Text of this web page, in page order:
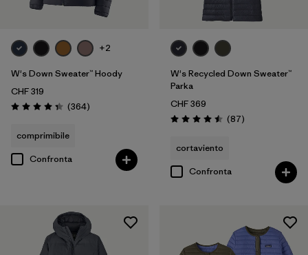
+2
W's Down Sweater™ Hoody
CHF 319
Valutazione: 4.4 / 5
(364Recensioni
)
comprimibile
Confronta
W's Recycled Down Sweater™
Parka
CHF 369
Valutazione: 4.5 / 5
(87Recensioni
)
cortaviento
Confronta